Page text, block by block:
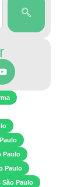
Paulo
Paulo
Paulo